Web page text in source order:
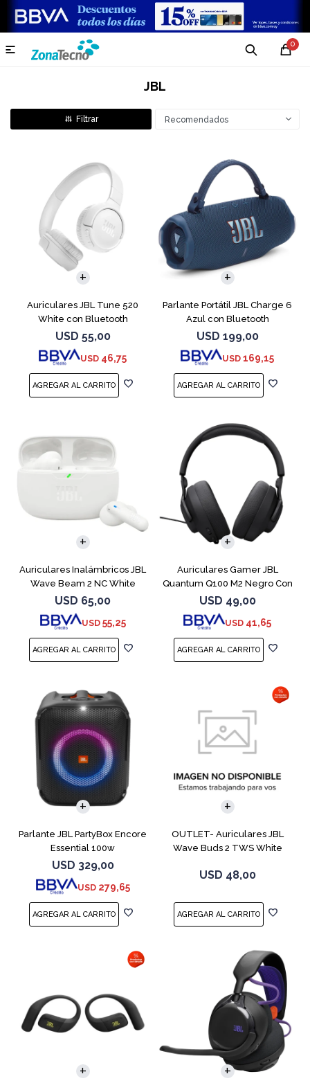
0

JBL
Recomendados
Auriculares JBL Tune 520
White con Bluetooth
USD 55,00
USD 46,75
Parlante Portátil JBL Charge 6
Azul con Bluetooth
USD 199,00
USD 169,15
Auriculares Inalámbricos JBL
Wave Beam 2 NC White
USD 65,00
USD 55,25
Auriculares Gamer JBL
Quantum Q100 M2 Negro Con
Micrófono
USD 49,00
USD 41,65
Parlante JBL PartyBox Encore
Essential 100w
USD 329,00
USD 279,65
OUTLET- Auriculares JBL
Wave Buds 2 TWS White
USD 48,00